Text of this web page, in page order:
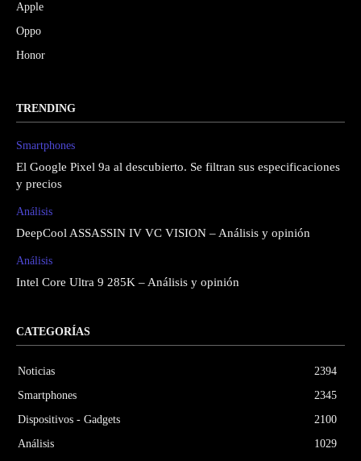
Apple
Oppo
Honor
TRENDING
Smartphones
El Google Pixel 9a al descubierto. Se filtran sus especificaciones
y precios
Análisis
DeepCool ASSASSIN IV VC VISION – Análisis y opinión
Análisis
Intel Core Ultra 9 285K – Análisis y opinión
CATEGORÍAS
Noticias
2394
Smartphones
2345
Dispositivos - Gadgets
2100
Análisis
1029